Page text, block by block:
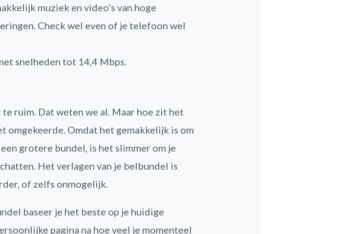
muziek en video’s van hoge
Check wel even of je telefoon wel
snelheden tot 14,4 Mbps.
ruim. Dat weten we al. Maar hoe zit het
omgekeerde. Omdat het gemakkelijk is om
grotere bundel, is het slimmer om je
Het verlagen van je belbundel is
of zelfs onmogelijk.
baseer je het beste op je huidige
pagina na hoe veel je momenteel